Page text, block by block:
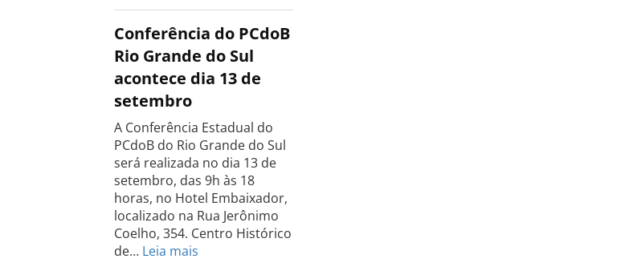
Estadual
do
Tocantins
será
realizada
18
de
setembro
Conferência do PCdoB
Rio Grande do Sul
acontece dia 13 de
setembro
A Conferência Estadual do
PCdoB do Rio Grande do Sul
será realizada no dia 13 de
setembro, das 9h às 18
horas, no Hotel Embaixador,
localizado na Rua Jerônimo
Coelho, 354. Centro Histórico
de… Leia mais